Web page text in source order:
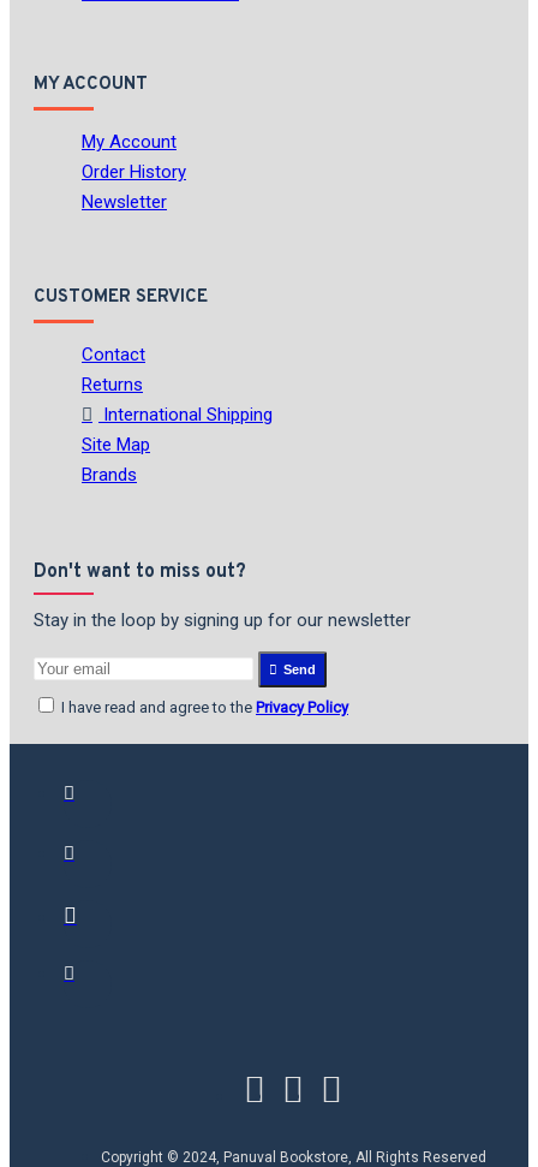
MY ACCOUNT
My Account
Order History
Newsletter
CUSTOMER SERVICE
Contact
Returns
International Shipping
Site Map
Brands
Don't want to miss out?
Stay in the loop by signing up for our newsletter
Send
I have read and agree to the Privacy Policy
Copyright © 2024, Panuval Bookstore, All Rights Reserved